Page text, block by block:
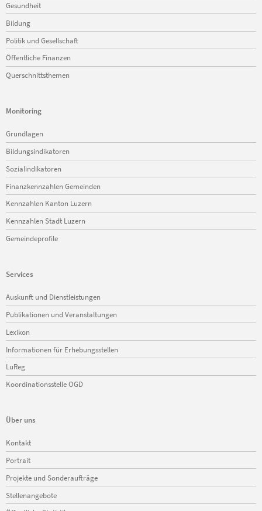
Gesundheit
Bildung
Politik und Gesellschaft
Öffentliche Finanzen
Querschnittsthemen
Monitoring
Navigation
überspringen
Grundlagen
Bildungsindikatoren
Sozialindikatoren
Finanzkennzahlen Gemeinden
Kennzahlen Kanton Luzern
Kennzahlen Stadt Luzern
Gemeindeprofile
Services
Navigation
überspringen
Auskunft und Dienstleistungen
Publikationen und Veranstaltungen
Lexikon
Informationen für Erhebungsstellen
LuReg
Koordinationsstelle OGD
Über uns
Navigation
überspringen
Kontakt
Portrait
Projekte und Sonderaufträge
Stellenangebote